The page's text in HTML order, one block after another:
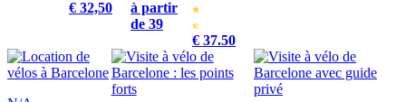
€ 32,50
à partir
de 39
€ 37.50